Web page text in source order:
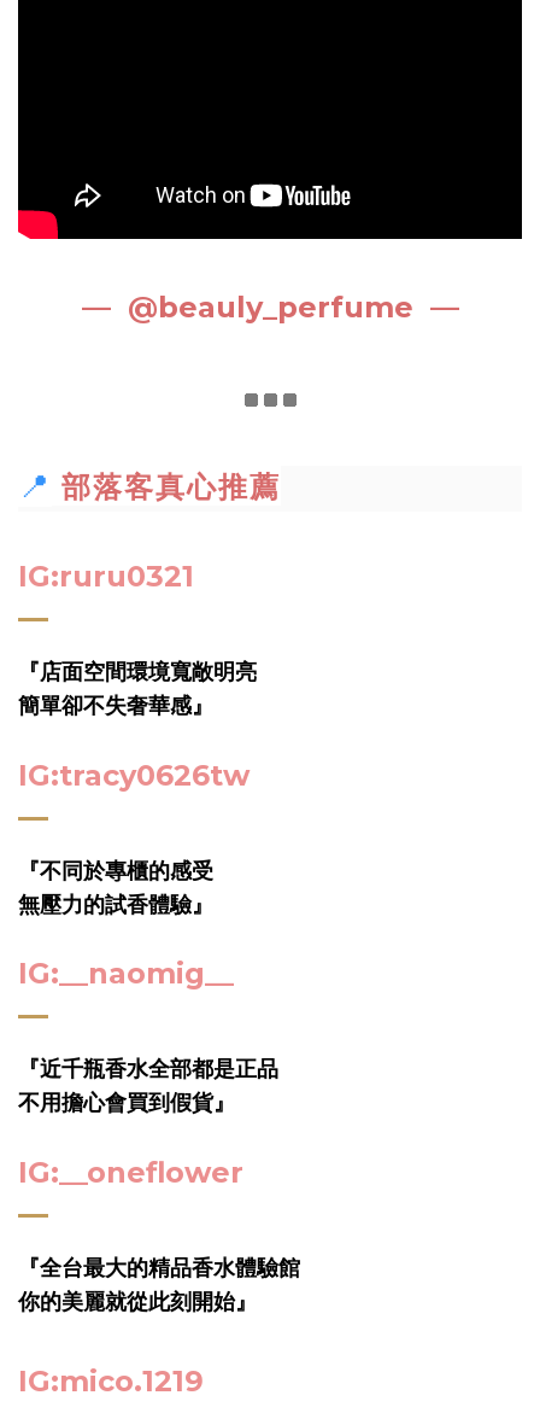
— @beauly_perfume —
📍 部落客真心推薦
IG:ruru0321
『店面空間環境寬敞明亮
簡單卻不失奢華感』
IG:tracy0626tw
『不同於專櫃的感受
無壓力的試香體驗』
IG:__naomig__
『近千瓶香水全部都是正品
不用擔心會買到假貨』
IG:__oneflower
『全台最大的精品香水體驗館
你的美麗就從此刻開始』
IG:mico.1219